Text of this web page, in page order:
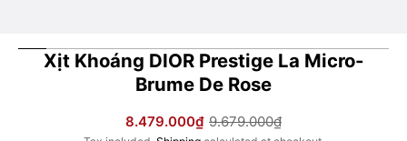
Xịt Khoáng DIOR Prestige La Micro-
Brume De Rose
Sale
8.479.000₫
Regular
9.679.000₫